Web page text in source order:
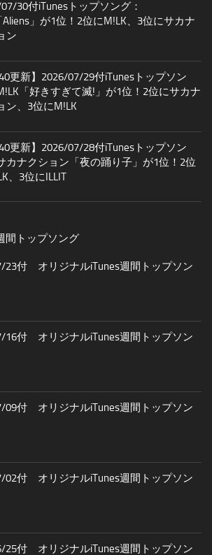
30付iTunesトップソング：
Aliens」が1位！2位にM!LK、3位にサカナ
ン
更新】2026/07/29付iTunesトップソン
「好きすぎて滅!」が1位！2位にサカナ
ン、3位にM!LK
更新】2026/07/28付iTunesトップソン
カナクション「夜の踊り子」が1位！2位
、3位にILLIT
間トップソング
23付 オリジナルiTunes週間トップソン
16付 オリジナルiTunes週間トップソン
09付 オリジナルiTunes週間トップソン
02付 オリジナルiTunes週間トップソン
25付 オリジナルiTunes週間トップソン